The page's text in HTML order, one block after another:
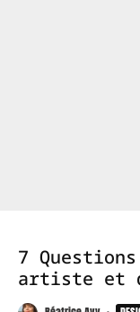
7 Questions
artiste et